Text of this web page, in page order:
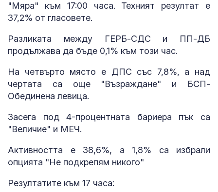
"Мяра" към 17:00 часа. Техният резултат е
37,2% от гласовете.
Разликата между ГЕРБ-СДС и ПП-ДБ
продължава да бъде 0,1% към този час.
На четвърто място е ДПС със 7,8%, а над
чертата са още "Възраждане" и БСП-
Обединена левица.
Засега под 4-процентната бариера пък са
"Величие" и МЕЧ.
Активността е 38,6%, а 1,8% са избрали
опцията "Не подкрепям никого"
Резултатите към 17 часа: